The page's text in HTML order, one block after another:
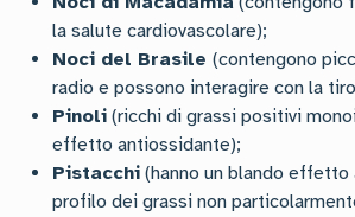
la salute cardiovascolare);
Noci del Brasile (contengono
radio e possono interagire con la
Pinoli (ricchi di grassi positivi
effetto antiossidante);
Pistacchi (hanno un blando
profilo dei grassi non